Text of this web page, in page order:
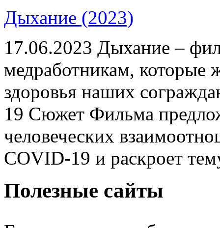
Дыхание (2023)
17.06.2023 Дыхание –
медработникам, которые
здоровья наших
19 Сюжет Фильма
человеческих
COVID-19 и раскроет
Полезные сайты